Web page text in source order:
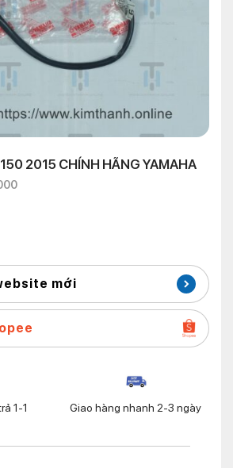
2015 CHÍNH HÃNG YAMAHA
mới
1-1 Giao hàng nhanh 2-3 ngày